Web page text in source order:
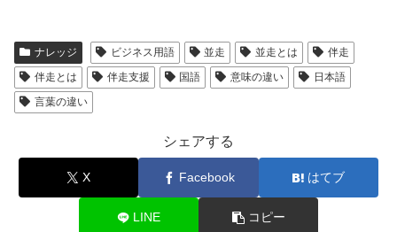
ナレッジ ビジネス用語 並走 並走とは
伴走
伴走とは
伴走支援 国語 意味の違い
日本語
言葉の違い
シェアする
X Facebook はてブ
LINE コピー